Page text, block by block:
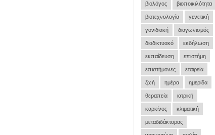
βιολόγος βιοποικιλότητα
βιοτεχνολογία γενετική
γονιδιακή διαγωνισμός
διαδικτυακό εκδήλωση
εκπαίδευση επιστήμη
επιστήμονες εταιρεία
ζωή ημέρα ημερίδα
θεραπεία ιατρική
καρκίνος κλιματική
μεταδιδάκτορας